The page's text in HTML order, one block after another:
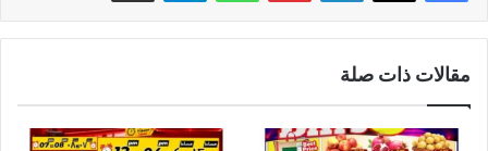
مقالات ذات صلة